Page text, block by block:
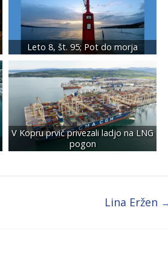
Leto 8, št. 95; Pot do morja
V Kopru prvič privezali ladjo na LNG
pogon
Lina Eržen